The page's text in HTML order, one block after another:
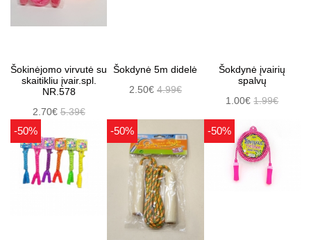
Šokinėjomo virvutė su
skaitikliu įvair.spl.
NR.578
2.70€5.39€
Šokdynė 5m didelė
2.50€ 4.99€
Šokdynė įvairių
spalvų
1.00€1.99€
-50% -50% -50%